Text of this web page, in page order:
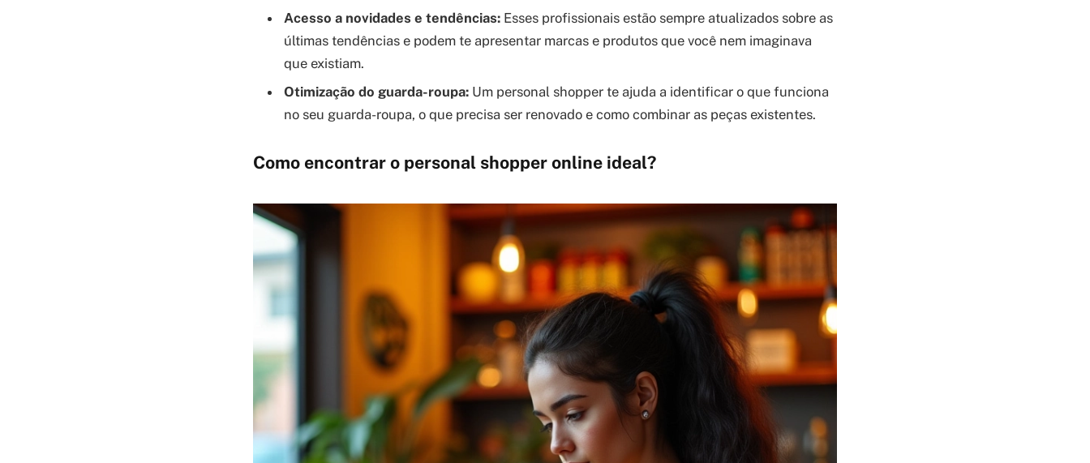
Acesso a novidades e tendências: Esses profissionais estão sempre atualizados sobre as
últimas tendências e podem te apresentar marcas e produtos que você nem imaginava
que existiam.
Otimização do guarda-roupa: Um personal shopper te ajuda a identificar o que funciona
no seu guarda-roupa, o que precisa ser renovado e como combinar as peças existentes.
Como encontrar o personal shopper online ideal?